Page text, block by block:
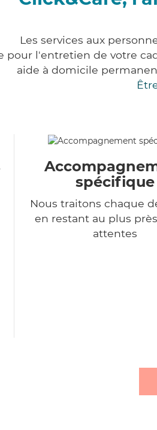
Les services aux
pour l'entretien de votre
aide à domicile
spécifique
Nous traitons chaque
en restant au plus
attentes